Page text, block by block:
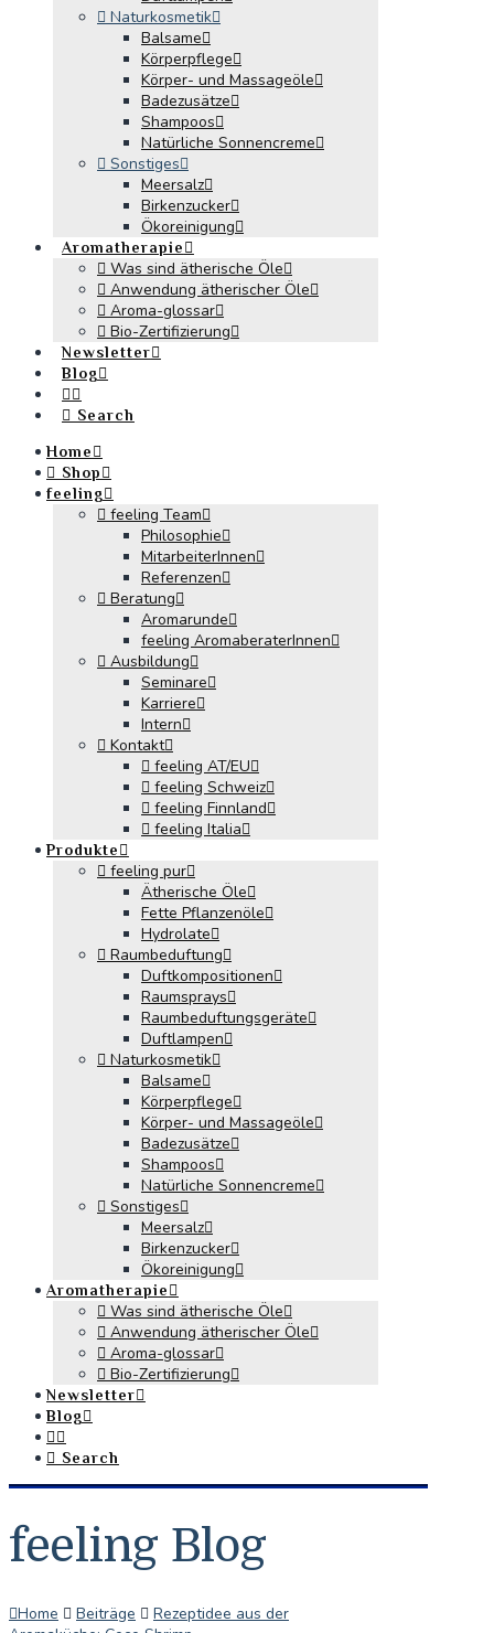
Naturkosmetik
Balsame
Körperpflege
Körper- und Massageöle
Badezusätze
Shampoos
Natürliche Sonnencreme
Sonstiges
Meersalz
Birkenzucker
Ökoreinigung
Aromatherapie
Was sind ätherische Öle
Anwendung ätherischer Öle
Aroma-glossar
Bio-Zertifizierung
Newsletter
Blog
Search
Home
Shop
feeling
feeling Team
Philosophie
MitarbeiterInnen
Referenzen
Beratung
Aromarunde
feeling AromaberaterInnen
Ausbildung
Seminare
Karriere
Intern
Kontakt
feeling AT/EU
feeling Schweiz
feeling Finnland
feeling Italia
Produkte
feeling pur
Ätherische Öle
Fette Pflanzenöle
Hydrolate
Raumbeduftung
Duftkompositionen
Raumsprays
Raumbeduftungsgeräte
Duftlampen
Naturkosmetik
Balsame
Körperpflege
Körper- und Massageöle
Badezusätze
Shampoos
Natürliche Sonnencreme
Sonstiges
Meersalz
Birkenzucker
Ökoreinigung
Aromatherapie
Was sind ätherische Öle
Anwendung ätherischer Öle
Aroma-glossar
Bio-Zertifizierung
Newsletter
Blog
Search
feeling Blog
Home Beiträge
Rezeptidee aus der